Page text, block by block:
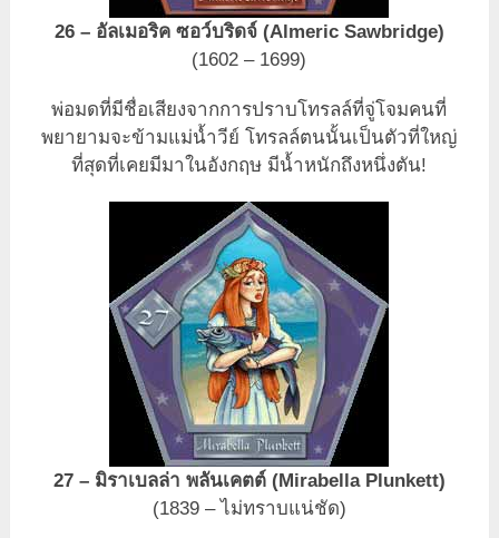
26 – อัลเมอริค ซอว์บริดจ์ (Almeric Sawbridge)
(1602 – 1699)
พ่อมดที่มีชื่อเสียงจากการปราบโทรลล์ที่จู่โจมคนที่
พยายามจะข้ามแม่น้ำวีย์ โทรลล์ตนนั้นเป็นตัวที่ใหญ่
ที่สุดที่เคยมีมาในอังกฤษ มีน้ำหนักถึงหนึ่งตัน!
27 – มิราเบลล่า พลันเคตต์ (Mirabella Plunkett)
(1839 – ไม่ทราบแน่ชัด)